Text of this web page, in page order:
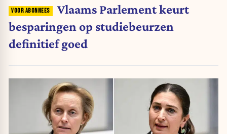
Vlaams Parlement keurt
besparingen op studiebeurzen
definitief goed